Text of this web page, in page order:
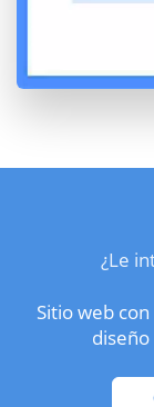
¿Le
Sitio web